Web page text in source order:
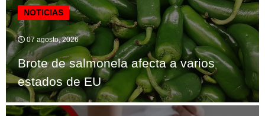
NOTICIAS
07 agosto, 2026
Brote de salmonela afecta a varios
estados de EU